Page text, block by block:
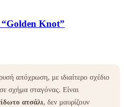
“Golden Knot”
απόχρωση, με ιδιαίτερο σχέδιο
σχήμα σταγόνας. Είναι
ατσάλι, δεν μαυρίζουν